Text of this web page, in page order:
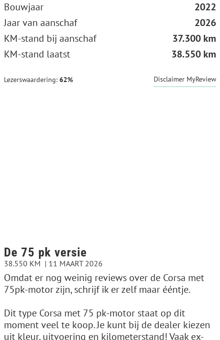
Bouwjaar
2022
Jaar van aanschaf
2026
KM-stand bij aanschaf
37.300 km
KM-stand laatst
38.550 km
Lezerswaardering: 62% Disclaimer MyReview
De 75 pk versie
38.550 KM 11 MAART 2026
Omdat er nog weinig reviews over de Corsa met
75pk-motor zijn, schrijf ik er zelf maar ééntje.
Dit type Corsa met 75 pk-motor staat op dit
moment veel te koop. Je kunt bij de dealer kiezen
uit kleur, uitvoering en kilometerstand! Vaak ex-